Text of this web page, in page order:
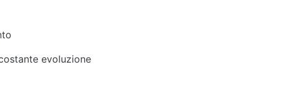
evoluzione